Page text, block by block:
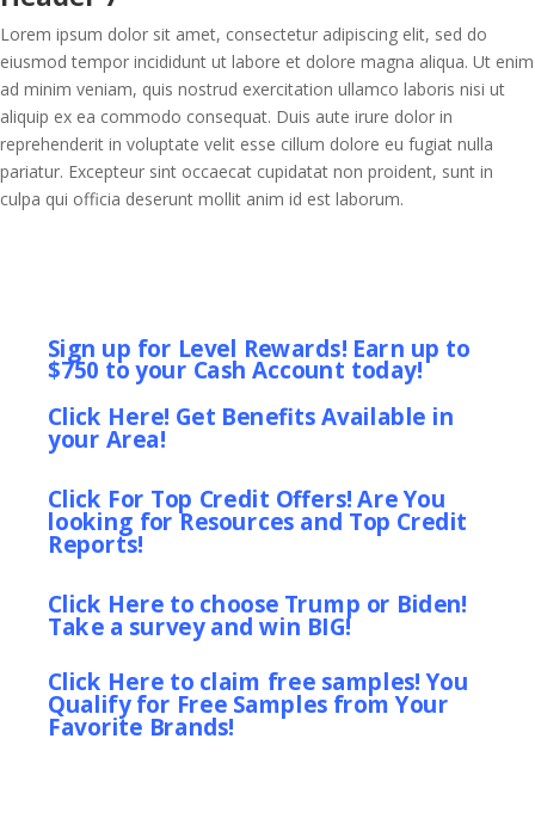
Lorem ipsum dolor sit amet, consectetur adipiscing elit, sed do
eiusmod tempor incididunt ut labore et dolore magna aliqua. Ut enim
ad minim veniam, quis nostrud exercitation ullamco laboris nisi ut
aliquip ex ea commodo consequat. Duis aute irure dolor in
reprehenderit in voluptate velit esse cillum dolore eu fugiat nulla
pariatur. Excepteur sint occaecat cupidatat non proident, sunt in
culpa qui officia deserunt mollit anim id est laborum.
Sign up for Level Rewards! Earn up to
$750 to your Cash Account today!
Click Here! Get Benefits Available in
your Area!
Click For Top Credit Offers! Are You
looking for Resources and Top Credit
Reports!
Click Here to choose Trump or Biden!
Take a survey and win BIG!
Click Here to claim free samples! You
Qualify for Free Samples from Your
Favorite Brands!